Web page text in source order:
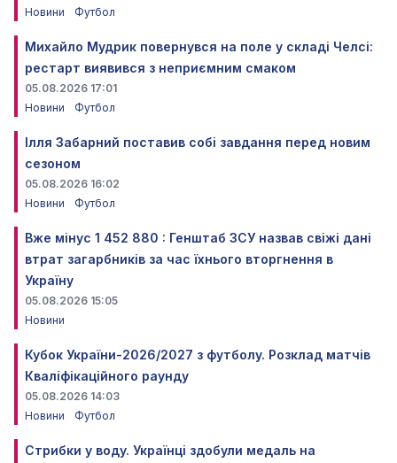
Новини
Футбол
Михайло Мудрик повернувся на поле у складі Челсі:
рестарт виявився з неприємним смаком
05.08.2026 17:01
Новини
Футбол
Ілля Забарний поставив собі завдання перед новим
сезоном
05.08.2026 16:02
Новини
Футбол
Вже мінус 1 452 880 : Генштаб ЗСУ назвав свіжі дані
втрат загарбників за час їхнього вторгнення в
Україну
05.08.2026 15:05
Новини
Кубок України-2026/2027 з футболу. Розклад матчів
Кваліфікаційного раунду
05.08.2026 14:03
Новини
Футбол
Стрибки у воду. Українці здобули медаль на